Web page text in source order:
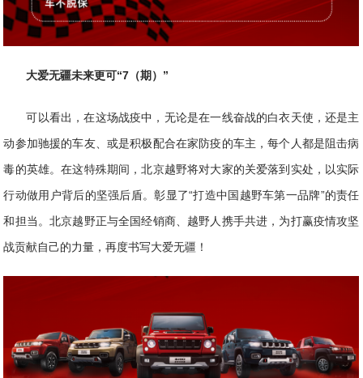
大爱无疆未来更可“7（期）”
可以看出，在这场战疫中，无论是在一线奋战的白衣天使，还是主
动参加驰援的车友、或是积极配合在家防疫的车主，每个人都是阻击病
毒的英雄。在这特殊期间，北京越野将对大家的关爱落到实处，以实际
行动做用户背后的坚强后盾。彰显了“打造中国越野车第一品牌”的责任
和担当。北京越野正与全国经销商、越野人携手共进，为打赢疫情攻坚
战贡献自己的力量，再度书写大爱无疆！